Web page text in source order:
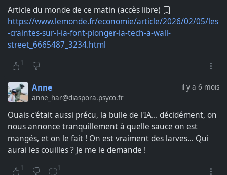
"createdAtDate": REDACTED,
"distributionId": "REDACTED",
"memberDevices": []
},
"lastMessageReceivedAt": REDACTED,
"lastMessageReceivedAtMs": REDACTED,
"lastMessageDeletedForEveryone": false,
"expireTimer": 86400,
"left": true,
"pendingAdminApprovalV2": [],
"bannedMembersV2": [
"serviceId": "REDACTED",
"timestamp": REDACTED
Revenons à nos moutons. Pour préparer le terrain
pour le rapport financier trimestriel de#Google, je
vous propose de dézoomer un peu et de faire un état
des lieux de ce qui s'est passé depuis hier :
Ça commence à parler de SaaSpocalypse
référence aux actions d'éditeurs de logiciel qui se
AMD a sorti ses résultats financiers
. Résultats en
hausseplus importante que les prédictions du
marché,marge brute en hausse de 44% sur un
an. Plutôt stylé non ? L'action a baissé de 16%.
L'action spotify — vous savez, ceux qui veulent
remplacer les groupes et artistes par des IA — a
perdu 6%. Cheh.
La police de Paris a perquisitionné les logo de X en
Article du monde de ce matin (accès libre)
https://www.lemonde.fr/economie/article/2026/02/05/les
-craintes-sur-l-ia-font-plonger-la-tech-a-wall-
street_6665487_3234.html
1
il y a 6 mois
Anne
anne_har@diaspora.psyco.fr
Ouais c'était aussi précu, la bulle de l'IA... décidément, on
nous annonce tranquillement à quelle sauce on est
mangés, et on le fait ! On est vraiment des larves... Qui
aurai les couilles ? Je me le demande !
1 1